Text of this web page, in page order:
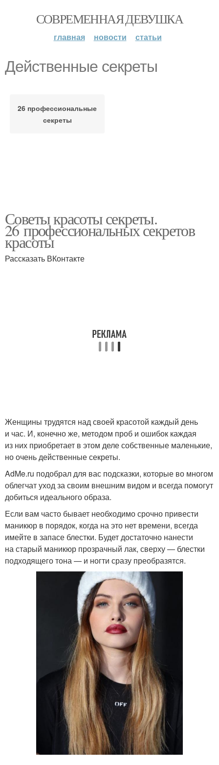
СОВРЕМЕННАЯ ДЕВУШКА
главная новости статьи
Действенные секреты
26 профессиональные
секреты
Советы красоты секреты.
26 профессиональных секретов
красоты
Рассказать ВКонтакте
Женщины трудятся над своей красотой каждый день
и час. И, конечно же, методом проб и ошибок каждая
из них приобретает в этом деле собственные маленькие,
но очень действенные секреты.
AdMe.ru подобрал для вас подсказки, которые во многом
облегчат уход за своим внешним видом и всегда помогут
добиться идеального образа.
Если вам часто бывает необходимо срочно привести
маникюр в порядок, когда на это нет времени, всегда
имейте в запасе блестки. Будет достаточно нанести
на старый маникюр прозрачный лак, сверху — блестки
подходящего тона — и ногти сразу преобразятся.